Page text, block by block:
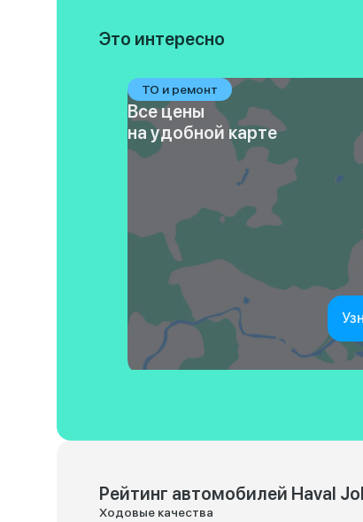
Это интересно
ТО и ремонт
Все цены
на удобной карте
Рейтинг автомобилей Haval
Ходовые качества